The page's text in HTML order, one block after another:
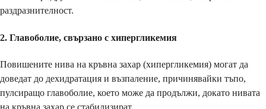
раздразнителност.
2. Главоболие, свързано с хипергликемия
Повишените нива на кръвна захар (хипергликемия) могат да
доведат до дехидратация и възпаление, причинявайки тъпо,
пулсиращо главоболие, което може да продължи, докато нивата
на кръвна захар се стабилизират.